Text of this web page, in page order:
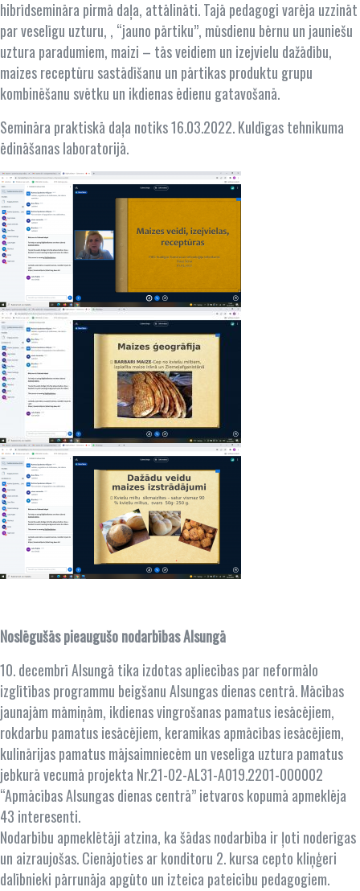
hibrīdsemināra pirmā daļa, attālināti. Tajā pedagogi varēja uzzināt
par veselīgu uzturu, , “jauno pārtiku”, mūsdienu bērnu un jauniešu
uztura paradumiem, maizi – tās veidiem un izejvielu dažādību,
maizes receptūru sastādīšanu un pārtikas produktu grupu
kombinēšanu svētku un ikdienas ēdienu gatavošanā.
Semināra praktiskā daļa notiks 16.03.2022. Kuldīgas tehnikuma
ēdināšanas laboratorijā.
Noslēgušās pieaugušo nodarbības Alsungā
10. decembrī Alsungā tika izdotas apliecības par neformālo
izglītības programmu beigšanu Alsungas dienas centrā. Mācības
jaunajām māmiņām, ikdienas vingrošanas pamatus iesācējiem,
rokdarbu pamatus iesācējiem, keramikas apmācības iesācējiem,
kulinārijas pamatus mājsaimniecēm un veselīga uztura pamatus
jebkurā vecumā projekta Nr.21-02-AL31-A019.2201-000002
“Apmācības Alsungas dienas centrā” ietvaros kopumā apmeklēja
43 interesenti.
Nodarbību apmeklētāji atzina, ka šādas nodarbība ir ļoti noderīgas
un aizraujošas. Cienājoties ar konditoru 2. kursa cepto kliņģeri
dalībnieki pārrunāja apgūto un izteica pateicību pedagogiem.